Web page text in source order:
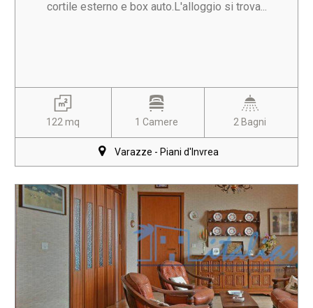
cortile esterno e box auto.L'alloggio si trova...
122 mq 1 Camere 2 Bagni
Varazze - Piani d'Invrea